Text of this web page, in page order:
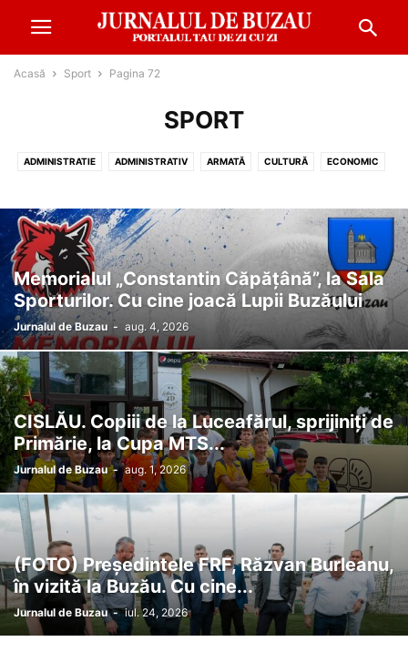
Acasă Sport Pagina 72
SPORT
ADMINISTRATIE ADMINISTRATIV ARMATĂ CULTURĂ ECONOMIC
REPORTAJ SANATATE SOCIAL SPORT
Memorialul „Constantin Căpățână”, la Sala
Sporturilor. Cu cine joacă Lupii Buzăului
Jurnalul de Buzau - aug. 4, 2026
CISLĂU. Copiii de la Luceafărul, sprijiniți de
Primărie, la Cupa MTS...
Jurnalul de Buzau - aug. 1, 2026
(FOTO) Președintele FRF, Răzvan Burleanu,
în vizită la Buzău. Cu cine...
Jurnalul de Buzau - iul. 24, 2026